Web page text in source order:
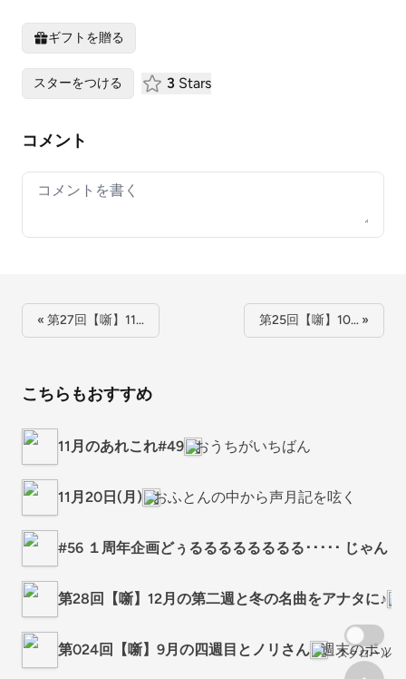
ギフトを贈る
スターをつける 3 Stars
コメント
Your comment
« 第27回【噺】11… 第25回【噺】10… »
こちらもおすすめ
11月のあれこれ#49 おうちがいちばん
11月20日(月) おふとんの中から声月記を呟く
#56 １周年企画どぅるるるるるるるる･････ じゃん
第28回【噺】12月の第二週と冬の名曲をアナタに♪
第024回【噺】9月の四週目とノリさん 週末のポッ
スクロール